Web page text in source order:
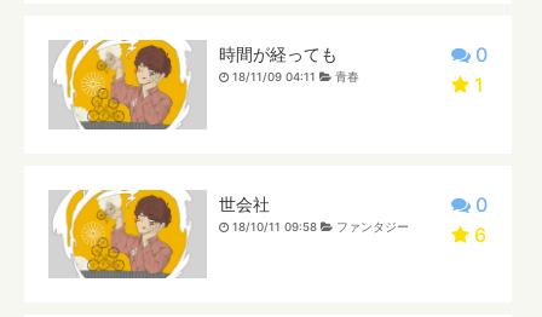
0
1
時間が経っても
18/11/09 04:11 青春
0
6
世会社
18/10/11 09:58 ファンタジー